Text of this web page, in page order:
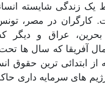
یک زندگی شایسته
کارگران در مصر،
بحرین، عراق و دیگر
آفریقا که سال ها
از ابتدائی ترین حقوق
رژیم های سرمایه داری